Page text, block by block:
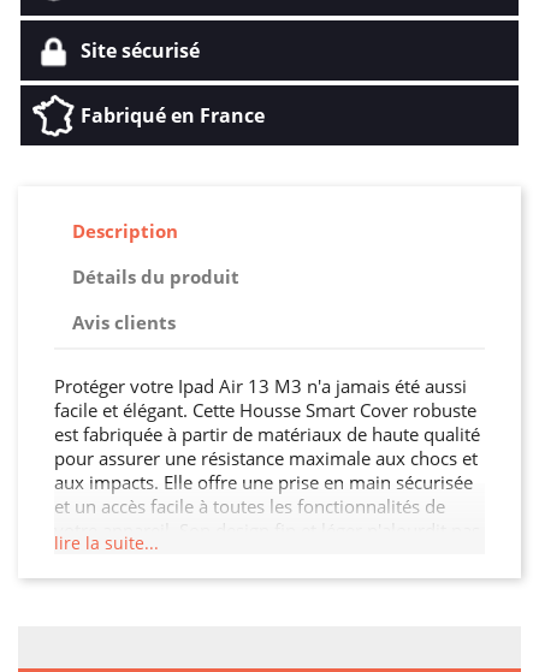
Site sécurisé
Fabriqué en France
Description
Détails du produit
Avis clients
Protéger votre Ipad Air 13 M3 n'a jamais été aussi
facile et élégant. Cette Housse Smart Cover robuste
est fabriquée à partir de matériaux de haute qualité
pour assurer une résistance maximale aux chocs et
aux impacts. Elle offre une prise en main sécurisée
et un accès facile à toutes les fonctionnalités de
votre appareil. Son design fin et léger n'alourdit pas
votre Ipad Air 13 M3, tout en garantissant une
protection optimale contre les chocs, les rayures et
lire la suite...